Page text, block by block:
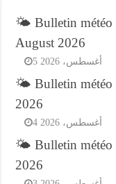
🌤️ Bulletin météo
August 2026
5 أغسطس، 2026
🌤️ Bulletin météo
2026
4 أغسطس، 2026
🌤️ Bulletin météo
2026